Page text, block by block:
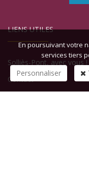
LIENS UTILES
Solliès-Pont, avec vous !
Contact
En poursuivant votre
services tiers
Personnaliser